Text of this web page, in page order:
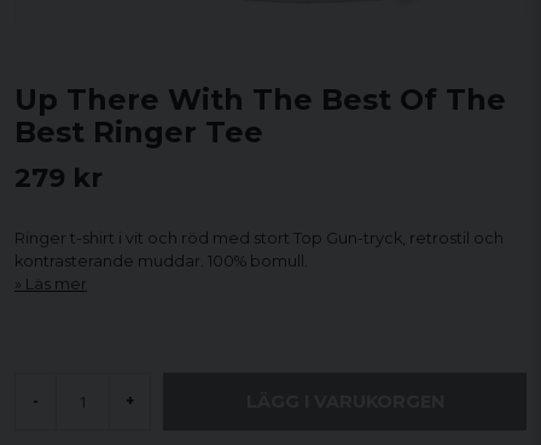
Up There With The Best Of The
Best Ringer Tee
279 kr
Ringer t-shirt i vit och röd med stort Top Gun-tryck, retrostil och
kontrasterande muddar. 100% bomull.
Läs mer
- +